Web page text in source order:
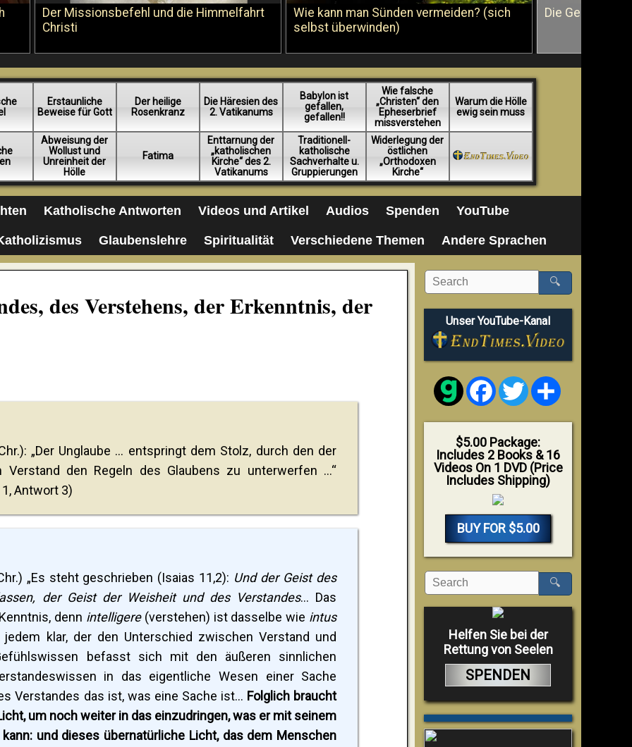
Der Missionsbefehl und die Himmelfahrt
Christi
Wie kann man Sünden vermeiden? (sich
selbst überwinden)
Die Geißelung
Erstaunliche
Beweise für Gott
Der heilige
Rosenkranz
Die Häresien des
2. Vatikanums
Babylon ist
gefallen,
gefallen!!
Wie falsche
„Christen“ den
Epheserbrief
missverstehen
Warum die Hölle
ewig sein muss
Abweisung der
Wollust und
Unreinheit der
Hölle
Fatima
Enttarnung der
„katholischen
Kirche“ des 2.
Vatikanums
Traditionell-
katholische
Sachverhalte u.
Gruppierungen
Widerlegung der
östlichen
„Orthodoxen
Kirche“
Katholische Antworten Videos und Artikel Audios Spenden YouTube
Glaubenslehre Spiritualität Verschiedene Themen Andere Sprachen
des Verstehens, der Erkenntnis, der
„Der Unglaube ... entspringt dem Stolz, durch den der
den Regeln des Glaubens zu unterwerfen ...“
1, Antwort 3)
„Es steht geschrieben (Isaias 11,2): Und der Geist des
der Geist der Weisheit und des Verstandes... Das
denn intelligere(verstehen) ist dasselbe wie intus
klar, der den Unterschied zwischen Verstand und
befasst sich mit den äußeren sinnlichen
in das eigentliche Wesen einer Sache
Verstandes das ist, was eine Sache ist... Folglich braucht
um noch weiter in das einzudringen, was er mit seinem
und dieses übernatürliche Licht, das dem Menschen
🔍
Unser YouTube-Kanal
FacebookTwitter
$5.00 Package:
Includes 2 Books & 16
Videos On 1 DVD (Price
Includes Shipping)
BUY FOR $5.00
🔍
Helfen Sie bei der
Rettung von Seelen
SPENDEN